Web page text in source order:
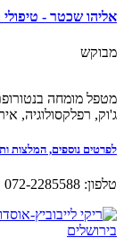
אליהו שכטר -
מבוקש
ג'וק, רפלקסולוגיה,
לפרטים נוספים, המלצות
טלפון: 072-2285588